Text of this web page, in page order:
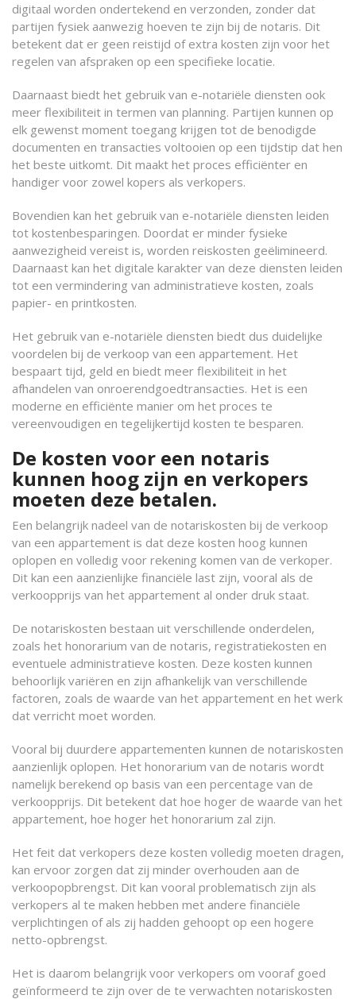
digitaal worden ondertekend en verzonden, zonder dat
partijen fysiek aanwezig hoeven te zijn bij de notaris. Dit
betekent dat er geen reistijd of extra kosten zijn voor het
regelen van afspraken op een specifieke locatie.
Daarnaast biedt het gebruik van e-notariële diensten ook
meer flexibiliteit in termen van planning. Partijen kunnen op
elk gewenst moment toegang krijgen tot de benodigde
documenten en transacties voltooien op een tijdstip dat hen
het beste uitkomt. Dit maakt het proces efficiënter en
handiger voor zowel kopers als verkopers.
Bovendien kan het gebruik van e-notariële diensten leiden
tot kostenbesparingen. Doordat er minder fysieke
aanwezigheid vereist is, worden reiskosten geëlimineerd.
Daarnaast kan het digitale karakter van deze diensten leiden
tot een vermindering van administratieve kosten, zoals
papier- en printkosten.
Het gebruik van e-notariële diensten biedt dus duidelijke
voordelen bij de verkoop van een appartement. Het
bespaart tijd, geld en biedt meer flexibiliteit in het
afhandelen van onroerendgoedtransacties. Het is een
moderne en efficiënte manier om het proces te
vereenvoudigen en tegelijkertijd kosten te besparen.
De kosten voor een notaris
kunnen hoog zijn en verkopers
moeten deze betalen.
Een belangrijk nadeel van de notariskosten bij de verkoop
van een appartement is dat deze kosten hoog kunnen
oplopen en volledig voor rekening komen van de verkoper.
Dit kan een aanzienlijke financiële last zijn, vooral als de
verkoopprijs van het appartement al onder druk staat.
De notariskosten bestaan uit verschillende onderdelen,
zoals het honorarium van de notaris, registratiekosten en
eventuele administratieve kosten. Deze kosten kunnen
behoorlijk variëren en zijn afhankelijk van verschillende
factoren, zoals de waarde van het appartement en het werk
dat verricht moet worden.
Vooral bij duurdere appartementen kunnen de notariskosten
aanzienlijk oplopen. Het honorarium van de notaris wordt
namelijk berekend op basis van een percentage van de
verkoopprijs. Dit betekent dat hoe hoger de waarde van het
appartement, hoe hoger het honorarium zal zijn.
Het feit dat verkopers deze kosten volledig moeten dragen,
kan ervoor zorgen dat zij minder overhouden aan de
verkoopopbrengst. Dit kan vooral problematisch zijn als
verkopers al te maken hebben met andere financiële
verplichtingen of als zij hadden gehoopt op een hogere
netto-opbrengst.
Het is daarom belangrijk voor verkopers om vooraf goed
geïnformeerd te zijn over de te verwachten notariskosten